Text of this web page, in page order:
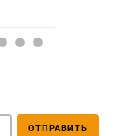
ОТПРАВИТЬ